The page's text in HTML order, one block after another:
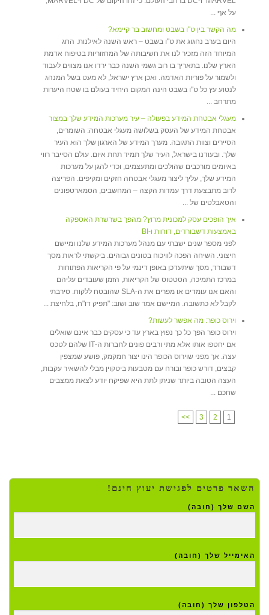
על אף ...
מה הקשר בין ט"ו בשבט ומחשוב בר קיימא?
היום בערב נחגוג את ט"ו בשבט – ראש השנה לאילנות. החג
המיוחד הזה מזכיר לנו את חשיבותה של המחזוריות בטיפוח אדמת
הארץ שלנו. בתאריך בו רוב גשמי השנה כבר ירדו אנו מצווים לעבוד
ולשמור על פוריות האדמה. ואכן ארץ ישראל, לא מעט בשל המנהג
לנטוע עץ כל ט"ו בשבט הינה המקום היחיד בעולם בו שטח היערות
מתרחב ...
מעגלי אבטחת המידע בפעולה – עיר מערכות המידע שלך במצור
אבטחת המידע של העסק בשלושה מעגלי אבטחה: השומרים,
הסיירים וצוות התגובה. מערך המידע של הארגון שלך הוא העיר
שלך. ובעודנו בישראל, העיר שלך תמיד תחת איום. עולם הסייבר רווי
באיומים מורכבים שהולכים ומתעצמים, וכדי להגן על מערכות
המידע שלך, עליך ליצור מעגלי אבטחה חזקים ומקיפים. הפריצה
לרוב מתבצעת דרך עמדות הקצה – המחשבים, הסמארטפונים
והטאבלטים של ...
איך הופכים עסק למכונית מרוץ? מהפך בשרשרת האספקה
באמצעות דשבורדים, דוחות ו-BI
לפני מספר שנים ישבתי עם מנהל מערכות המידע שלנו ומיישם
חיצוני. השיחה הפכה לוויכוח בטונים גבוהים. ביקשתי לראות מסך
דשבורד, מסך שיתעדכן באופן דינמי על פי הקריאות הפתוחות
במרכז התמיכה, הסטטוס של הקריאות, הזמן שעובדים עליהם
והאם אנו עומדים או מפרים את ה-SLA שהובטח ללקוח. סירבתי
לקבל לא כתשובה. המיישם אמר שוב ושוב: "תפיק דו"ח, בלחיצת ...
וירוס כופר: מה אפשר לעשות?
וירוס כופר הפך כל כך נפוץ בארץ עד כי עסקים כבר אינם שואלים
אם יחטפו אותו אלא מתי ורבים פונים לחברות ה-IT שלהם לטכס
עצה. אך מפני שוירוס הכופר הינו יצור חמקמק, פושע שמצפין
קבצים, דורש כופר ובורח עם מטבעות ביטקוין מבלי להשאיר עקבות,
העצה הטובה ביותר שניתן לתת היא שפיקח יודע לצאת ממצבים
שחכם ...
1
2
3
>>
השאר פרטים לפגישת יעוץ חינם!
השם שלך (חובה)
האימייל שלך (חובה)
הטלפון שלך (חובה)